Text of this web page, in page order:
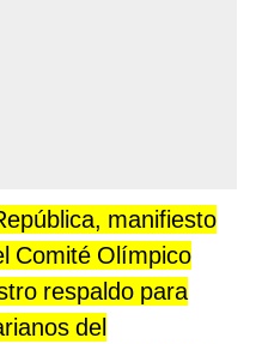
manifiesto
Comité Olímpico
respaldo para
del